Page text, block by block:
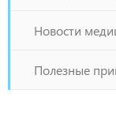
Новости
Полезные